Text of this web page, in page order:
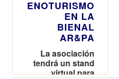
ENOTURISMO
EN LA
BIENAL
AR&PA
La asociación
tendrá un stand
virtual para